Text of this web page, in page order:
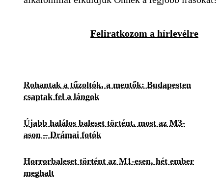
Feliratkozom a hírlevélre
Rohantak a tűzoltók, a mentők: Budapesten
csaptak fel a lángok
Újabb halálos baleset történt, most az M3-
ason – Drámai fotók
Horrorbaleset történt az M1-esen, hét ember
meghalt